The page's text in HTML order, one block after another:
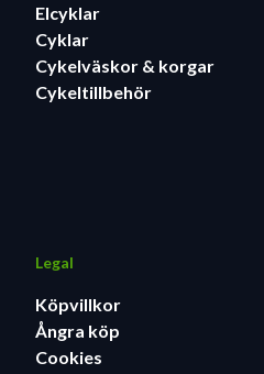
Elcyklar
Cyklar
Cykelväskor & korgar
Cykeltillbehör
Legal
Köpvillkor
Ångra köp
Cookies